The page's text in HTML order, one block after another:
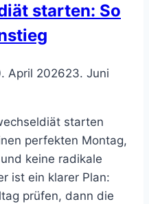
starten: So
April 202623. Juni
starten
perfekten Montag,
keine radikale
ist ein klarer Plan:
prüfen, dann die